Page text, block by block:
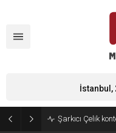
İran 2 ülkeyi
İstanbul,